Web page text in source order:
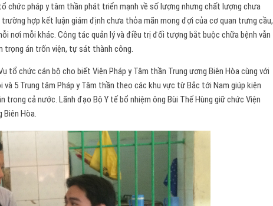
chức pháp y tâm thần phát triển mạnh về số lượng nhưng chất lượng chưa
hợp kết luận giám định chưa thỏa mãn mong đợi của cơ quan trưng cầu,
nơi mỗi khác. Công tác quản lý và điều trị đối tượng bắt buộc chữa bệnh vẫn
trọng án trốn viện, tự sát thành công.
tổ chức cán bộ cho biết Viện Pháp y Tâm thần Trung ương Biên Hòa cùng với
và 5 Trung tâm Pháp y Tâm thần theo các khu vực từ Bắc tới Nam giúp kiện
trong cả nước. Lãnh đạo Bộ Y tế bổ nhiệm ông Bùi Thế Hùng giữ chức Viện
Biên Hòa.